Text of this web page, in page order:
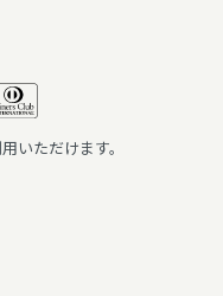
いただけます。